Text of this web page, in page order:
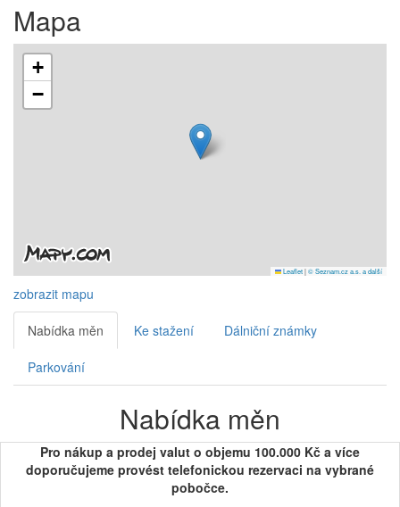
Mapa
+
−
Leaflet|© Seznam.cz a.s. a další
zobrazit mapu
Nabídka měn Ke stažení Dálniční známky
Parkování
Nabídka měn
Pro nákup a prodej valut o objemu 100.000 Kč a více
doporučujeme provést telefonickou rezervaci na vybrané
pobočce.